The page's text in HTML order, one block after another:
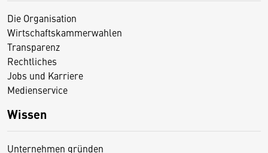
Die Organisation
Wirtschaftskammerwahlen
Transparenz
Rechtliches
Jobs und Karriere
Medienservice
Wissen
Unternehmen gründen